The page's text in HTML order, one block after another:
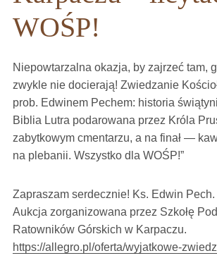
WOŚP!
Niepowtarzalna okazja, by zajrzeć tam,
zwykle nie docierają! Zwiedzanie
prob. Edwinem Pechem: historia
Biblia Lutra podarowana przez Króla
zabytkowym cmentarzu, a na finał —
na plebanii. Wszystko dla WOŚP!”
Zapraszam serdecznie! Ks. Edwin Pech.
Aukcja zorganizowana przez Szkołę
Ratowników Górskich w Karpaczu.
https://allegro.pl/oferta/wyjatkowe-